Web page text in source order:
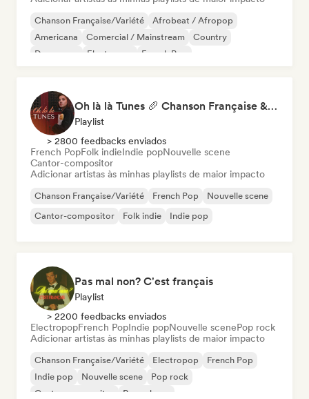
Chanson Française/Variété
Afrobeat / Afropop
Americana
Comercial / Mainstream
Country
Dance pop
Electropop French Pop
Oh là là Tunes 🥖 Chanson Française & Nouvelle Scène Française
Playlist
> 2800 feedbacks enviados
French PopFolk indieIndie popNouvelle scene
Cantor-compositor
Adicionar artistas às minhas playlists de maior impacto
Chanson Française/Variété French Pop
Nouvelle scene
Cantor-compositor
Folk indie Indie pop
Pas mal non? C'est français
Playlist
> 2200 feedbacks enviados
ElectropopFrench PopIndie popNouvelle scenePop rock
Adicionar artistas às minhas playlists de maior impacto
Chanson Française/Variété Electropop
French Pop
Indie pop
Nouvelle scene
Pop rock
Cantor-compositor
Pop urbano